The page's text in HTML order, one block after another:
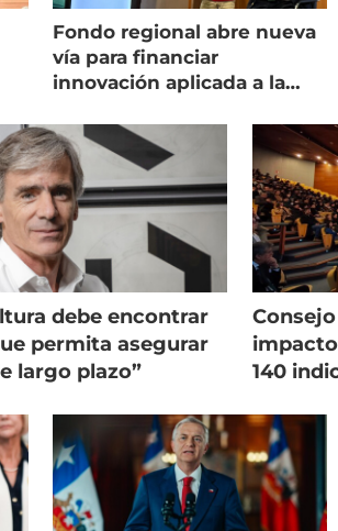
Fondo regional abre nueva
vía para financiar
innovación aplicada a la
debe encontrar
permita asegurar
largo plazo”
140